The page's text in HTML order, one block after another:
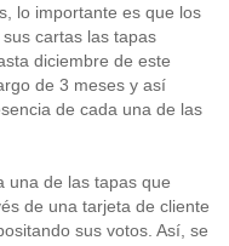
lo importante es que los
cartas las tapas
diciembre de este
de 3 meses y así
de cada una de las
una de las tapas que
de una tarjeta de cliente
sus votos. Así, se